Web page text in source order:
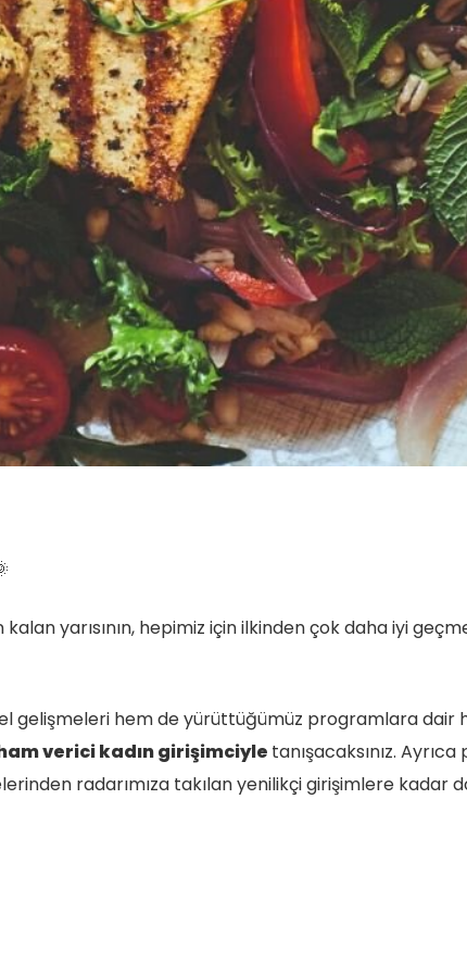
kalan yarısının, hepimiz için ilkinden çok daha iyi
gelişmeleri hem de yürüttüğümüz programlara dair
verici kadın girişimciyle tanışacaksınız.
radarımıza takılan yenilikçi girişimlere kadar